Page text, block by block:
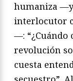
humaniza
interlocutor
—: “¿Cuándo
revolución
cuesta